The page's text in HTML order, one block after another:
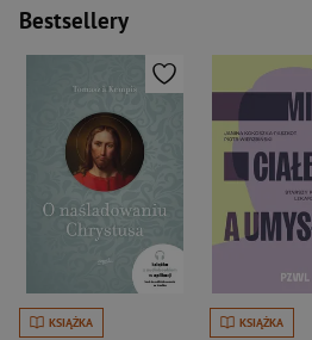
Bestsellery
KSIĄŻKA KSIĄŻKA